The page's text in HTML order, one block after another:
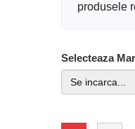
produsele
Selecteaza